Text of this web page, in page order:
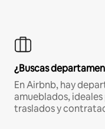
¿Buscas
En Airbnb, hay
amueblados,
traslados y